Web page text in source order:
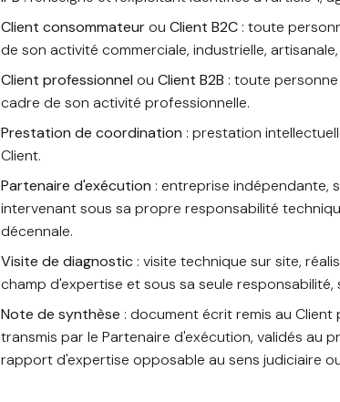
Client consommateurou Client B2C : toute
de son activité commerciale, industrielle,
Client professionnel ou Client B2B : toute
cadre de son activité professionnelle.
Prestation de coordination : prestation
Client.
Partenaire d'exécution : entreprise indépendante,
intervenant sous sa propre responsabilité
décennale.
Visite de diagnostic : visite technique sur site,
champ d'expertise et sous sa seule
Note de synthèse : document écrit remis au Client
transmis par le Partenaire d'exécution, validés au
rapport d'expertise opposable au sens judiciaire